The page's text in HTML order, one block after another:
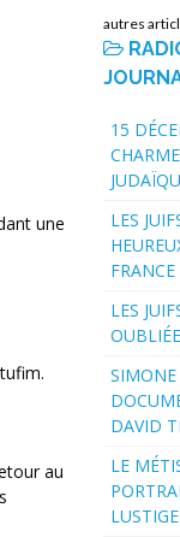
une
au
autres
15
LES
FRANCE
LES
OUBLIÉE
SIMONE
DAVID
LE